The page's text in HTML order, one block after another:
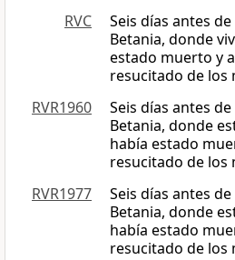
RVC
Seis días antes
Betania, donde
estado muerto y
resucitado de los
RVR1960
Seis días antes
Betania, donde
había estado
resucitado de los
RVR1977
Seis días antes
Betania, donde
había estado
resucitado de los